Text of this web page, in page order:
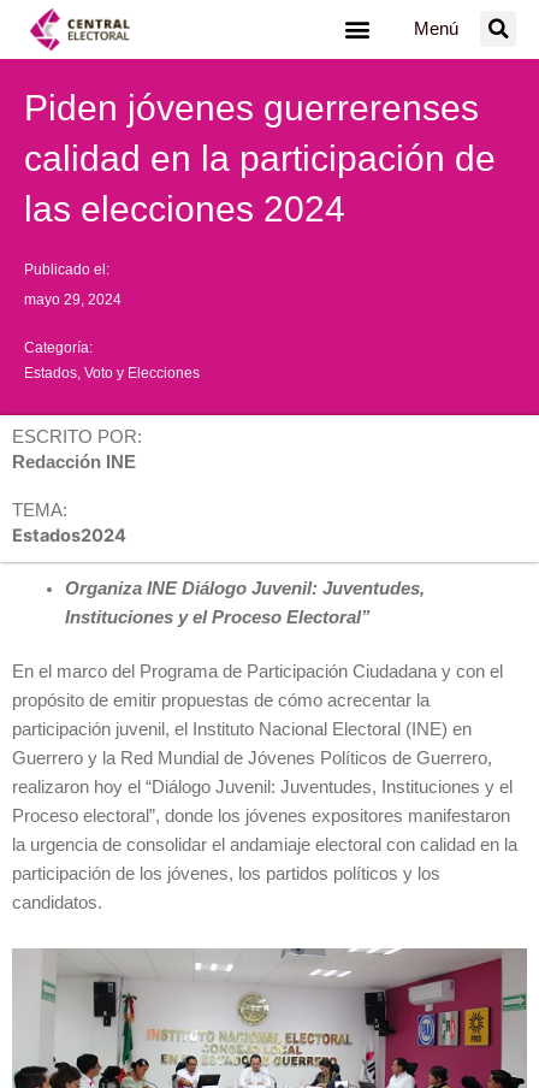
Menú
Piden jóvenes guerrerenses
calidad en la participación de
las elecciones 2024
Publicado el:
mayo 29, 2024
Categoría:
Estados Voto y Elecciones
ESCRITO POR:
Redacción INE
TEMA:
Estados2024
Organiza INE Diálogo Juvenil: Juventudes,
Instituciones y el Proceso Electoral”
En el marco del Programa de Participación Ciudadana y con el
propósito de emitir propuestas de cómo acrecentar la
participación juvenil, el Instituto Nacional Electoral (INE) en
Guerrero y la Red Mundial de Jóvenes Políticos de Guerrero,
realizaron hoy el “Diálogo Juvenil: Juventudes, Instituciones y el
Proceso electoral”, donde los jóvenes expositores manifestaron
la urgencia de consolidar el andamiaje electoral con calidad en la
participación de los jóvenes, los partidos políticos y los
candidatos.